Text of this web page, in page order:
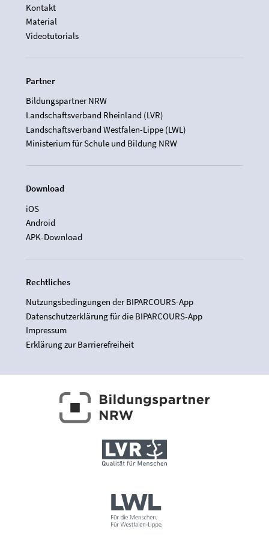
Kontakt
Material
Videotutorials
Partner
Bildungspartner NRW
Landschaftsverband Rheinland (LVR)
Landschaftsverband Westfalen-Lippe (LWL)
Ministerium für Schule und Bildung NRW
Download
iOS
Android
APK-Download
Rechtliches
Nutzungsbedingungen der BIPARCOURS-App
Datenschutzerklärung für die BIPARCOURS-App
Impressum
Erklärung zur Barrierefreiheit